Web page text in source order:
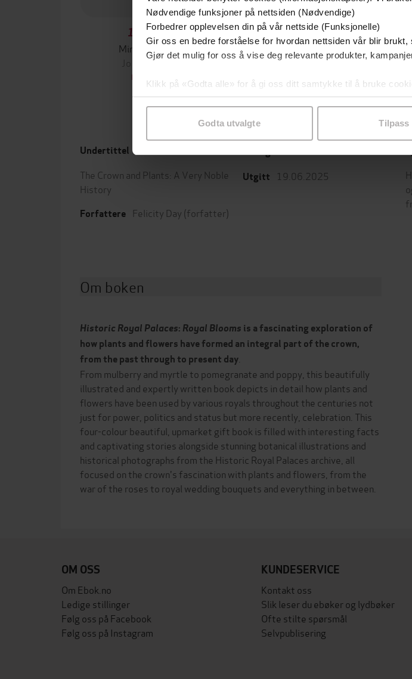
Nødvendige funksjoner på nettsiden (Nødvendige)
Forbedrer opplevelsen din på vår nettside (Funksjonelle)
Gir oss en bedre forståelse for hvordan nettsiden vår blir
Gjør det mulig for oss å vise deg relevante produkter,
Klikk på «Godta alle» for å gi oss ditt samtykke til å bruke
samtykke til spesifikke formål ved å klikke på «Tilpass». Du
Godta utvalgte Tilpass
199,-
Minnesota
Jo Nesbø
EBOK
349,-
Utskudd
Jørn Lier Horst
En
Stian
Undertittel
The Crown and Plants: A Very Noble
History
Forfattere Felicity Day (forfatter)
Forlag
Utgitt 19.06.2025
Om boken
Historic Royal Palaces: Royal Blooms is a fascinating exploration of
how plants and flowers have formed an integral part of the crown,
from the past through to present day
From mulberry and myrtle to pomegranate and poppy, this beautifully
illustrated and expertly written book depicts in detail how plants and
flowers have been used by various royals throughout the centuries not
just for power, politics and status but more recently, celebration. This
four-colour beautiful, upmarket gift book is filled with interesting facts
and captivating stories alongside stunning botanical illustrations and
historical photographs from the Historic Royal Palaces archive, all
focused on the crown's fascination with plants and flowers, from the
war of the roses to royal wedding bouquets and everything in between.
OM OSS
Om Ebok.no
Ledige stillinger
Følg oss på Facebook
Følg oss på Instagram
KUNDESERVICE
Kontakt oss
Slik leser du ebøker og lydbøker
Ofte stilte spørsmål
Selvpublisering